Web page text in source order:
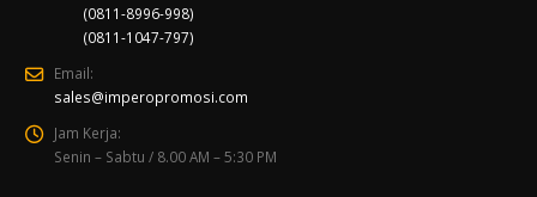
(0811-8996-998)
(0811-1047-797)
Email:
sales@imperopromosi.com
Jam Kerja:
Senin – Sabtu / 8.00 AM – 5:30 PM